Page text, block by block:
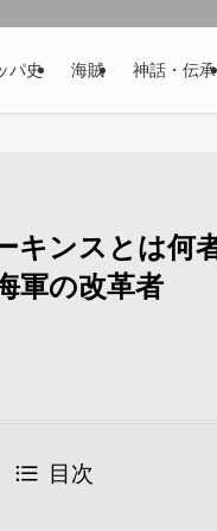
パ史 海賊 神話・伝承
キンスとは何
軍の改革者
目次